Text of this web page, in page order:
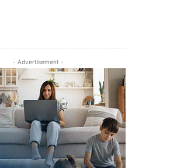
- Advertisement -